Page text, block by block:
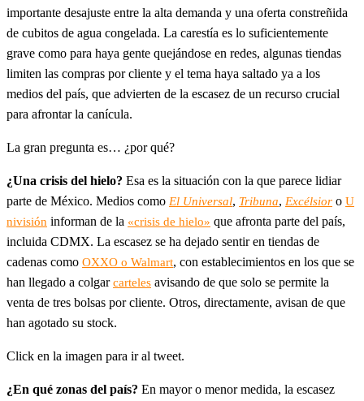
importante desajuste entre la alta demanda y una oferta constreñida
de cubitos de agua congelada. La carestía es lo suficientemente
grave como para haya gente quejándose en redes, algunas tiendas
limiten las compras por cliente y el tema haya saltado ya a los
medios del país, que advierten de la escasez de un recurso crucial
para afrontar la canícula.
La gran pregunta es… ¿por qué?
¿Una crisis del hielo? Esa es la situación con la que parece lidiar
parte de México. Medios como El Universal, Tribuna, Excélsior o U
nivisión informan de la «crisis de hielo» que afronta parte del país,
incluida CDMX. La escasez se ha dejado sentir en tiendas de
cadenas como OXXO o Walmart, con establecimientos en los que se
han llegado a colgarcarteles avisando de que solo se permite la
venta de tres bolsas por cliente. Otros, directamente, avisan de que
han agotado su stock.
Click en la imagen para ir al tweet.
¿En qué zonas del país? En mayor o menor medida, la escasez